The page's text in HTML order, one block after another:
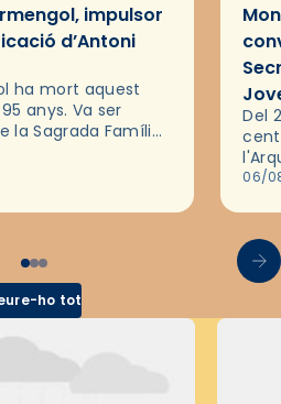
impulsor
d’Antoni
ha mort aquest
anys. Va ser
la Sagrada Família
Del
les
06/
ho tot